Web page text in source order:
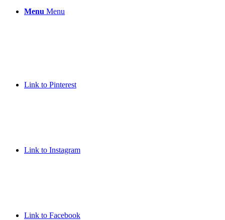
Menu Menu
Link to Pinterest
Link to Instagram
Link to Facebook